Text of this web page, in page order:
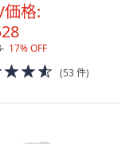
価格:
17% OFF
4.5
of
(53 件)